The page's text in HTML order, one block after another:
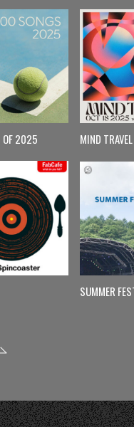
OF 2025 MIND TRAVEL
SUMMER